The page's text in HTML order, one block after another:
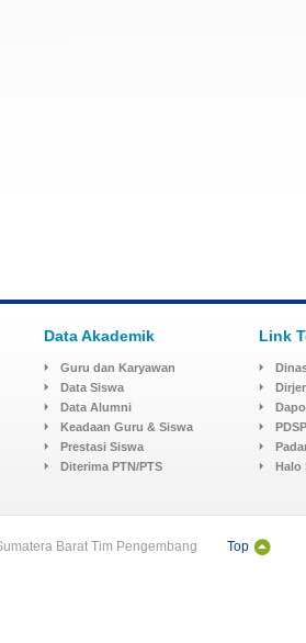
Data Akademik
Guru dan Karyawan
Data Siswa
Data Alumni
Keadaan Guru & Siswa
Prestasi Siswa
Diterima PTN/PTS
Link
Halo
Barat Tim Pengembang Top